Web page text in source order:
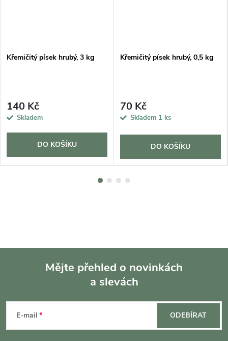
Křemičitý písek hrubý, 3 kg
140 Kč
Skladem
DO KOŠÍKU
Křemičitý písek hrubý, 0,5 kg
70 Kč
Skladem 1 ks
DO KOŠÍKU
Mějte přehled o novinkách
a slevách
E-mail ODEBÍRAT